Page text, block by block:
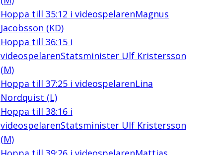
Hoppa till 35:12 i videospelarenMagnus
Jacobsson (KD)
Hoppa till 36:15i
videospelarenStatsminister Ulf Kristersson
(M)
Hoppa till 37:25i videospelarenLina
Nordquist (L)
Hoppa till 38:16i
videospelarenStatsminister Ulf Kristersson
(M)